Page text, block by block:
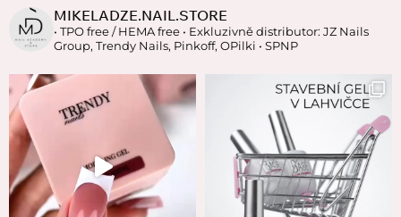
MIKELADZE.NAIL.STORE
• TPO free / HEMA free • Exkluzivně distributor: JZ Nails
Group, Trendy Nails, Pinkoff, OPilki • SPNP